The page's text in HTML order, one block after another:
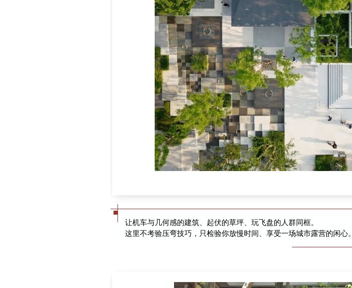
让机车与几何感的建筑、起伏的草坪、玩飞盘的人群同框。
这里不考验压弯技巧，只检验你放慢时间、享受一场城市露营的闲心。